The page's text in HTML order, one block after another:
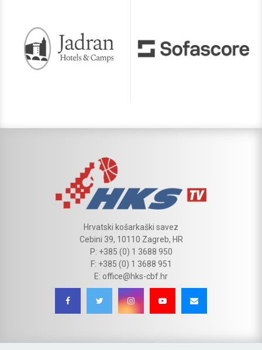
Hrvatski košarkaški savez
Cebini 39, 10110 Zagreb, HR
P: +385 (0) 1 3688 950
F: +385 (0) 1 3688 951
E: office@hks-cbf.hr